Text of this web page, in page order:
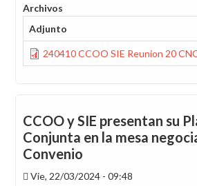
Archivos
Adjunto
240410 CCOO SIE Reunion 20
CCOO y SIE presentan su
Conjunta en la mesa
Convenio
Vie, 22/03/2024 - 09:48